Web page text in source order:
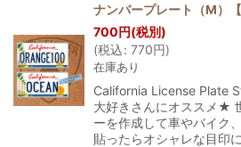
ナンバープレート（M）【
700円(税別)
(税込: 770円)
在庫あり
California License Plate
大好きさんにオススメ★
ーを作成して車やバイク
貼ったらオシャレな目印